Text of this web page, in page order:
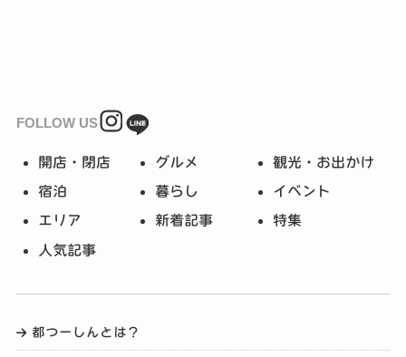
FOLLOW US
開店・閉店 グルメ 観光・お出かけ
宿泊 暮らし イベント
エリア 新着記事 特集
人気記事
都つーしんとは？